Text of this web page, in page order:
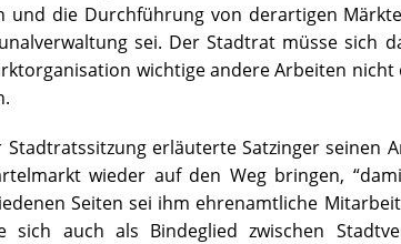
und die Durchführung von derartigen
sei. Der Stadtrat müsse sich
wichtige andere Arbeiten
Stadtratssitzung erläuterte Satzinger seinen
wieder auf den Weg bringen,
Seiten sei ihm ehrenamtliche
sich auch als Bindeglied zwischen